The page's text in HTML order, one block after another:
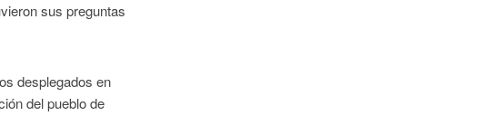
sus preguntas
desplegados en
del pueblo de